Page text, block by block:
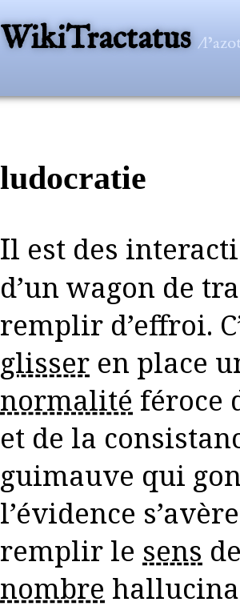
WikiTractatus /
ludocratie
Il est des interactions à l’intérieur
d’un wagon de
remplir d’effroi.
glisser en place
normalité féroce
et de la
guimauve qui
l’évidence
remplir le sens
nombre